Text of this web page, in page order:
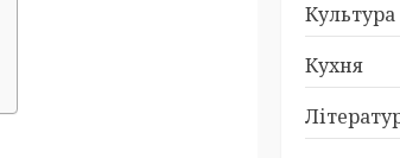
Кухня